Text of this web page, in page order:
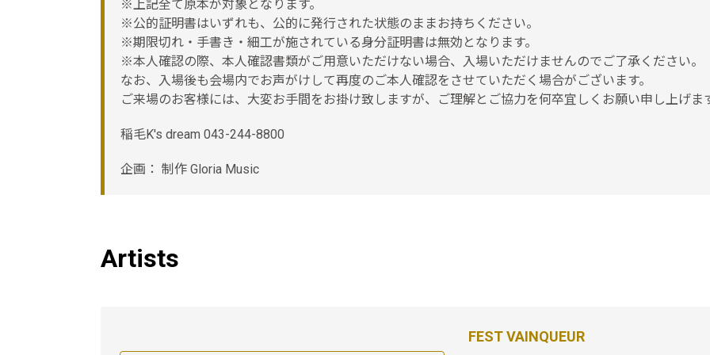
※上記全て原本が対象となります。
※公的証明書はいずれも、公的に発行された状態のままお持ちください。
※期限切れ・手書き・細工が施されている身分証明書は無効となります。
※本人確認の際、本人確認書類がご用意いただけない場合、入場いただけませんのでご了承ください。
なお、入場後も会場内でお声がけして再度のご本人確認をさせていただく場合がございます。
ご来場のお客様には、大変お手間をお掛け致しますが、ご理解とご協力を何卒宜しくお願い申し上げ
稲毛K's dream 043-244-8800
企画： 制作 Gloria Music
Artists
FEST VAINQUEUR